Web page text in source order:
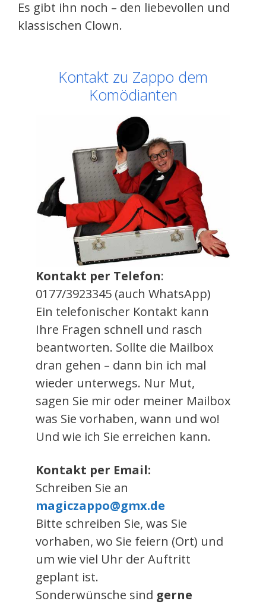
Es gibt ihn noch – den liebevollen und
klassischen Clown.
Kontakt zu Zappo dem
Komödianten
Kontakt per Telefon:
0177/3923345 (auch WhatsApp)
Ein telefonischer Kontakt kann
Ihre Fragen schnell und rasch
beantworten. Sollte die Mailbox
dran gehen – dann bin ich mal
wieder unterwegs. Nur Mut,
sagen Sie mir oder meiner Mailbox
was Sie vorhaben, wann und wo!
Und wie ich Sie erreichen kann.
Kontakt per Email:
Schreiben Sie an
magiczappo@gmx.de
Bitte schreiben Sie, was Sie
vorhaben, wo Sie feiern (Ort) und
um wie viel Uhr der Auftritt
geplant ist.
Sonderwünsche sind gerne